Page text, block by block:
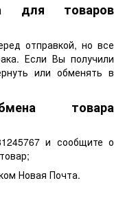
для товаров
отправкой, но все
Если Вы получили
или обменять в
товара
и сообщите о
Новая Почта.